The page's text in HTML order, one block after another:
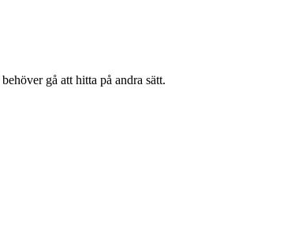
gå att hitta på andra sätt.